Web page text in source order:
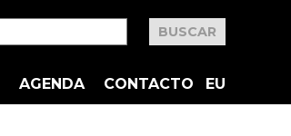
AGENDA CONTACTO EU